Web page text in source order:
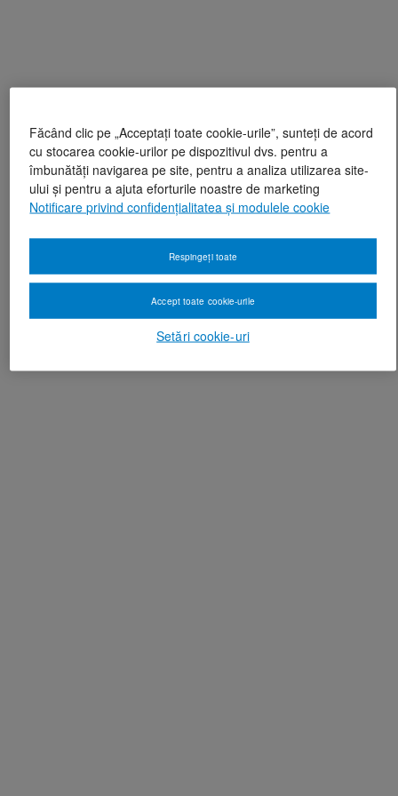
Făcând clic pe „Acceptați toate cookie-urile”, sunteți de acord
cu stocarea cookie-urilor pe dispozitivul dvs. pentru a
îmbunătăți navigarea pe site, pentru a analiza utilizarea site-
ului și pentru a ajuta eforturile noastre de marketing
Notificare privind confidențialitatea și modulele cookie
Setări cookie-uri
Respingeți toate
Accept toate cookie-urile